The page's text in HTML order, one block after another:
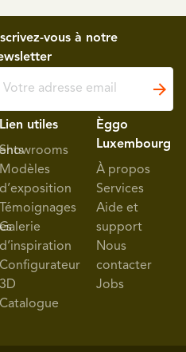
vous à notre
Lien utiles
Showrooms
Modèles
d’exposition
Témoignages
Galerie
d’inspiration
Configurateur
3D
Catalogue
Èggo
Luxembourg
À propos
Services
Aide et
support
Nous
contacter
Jobs